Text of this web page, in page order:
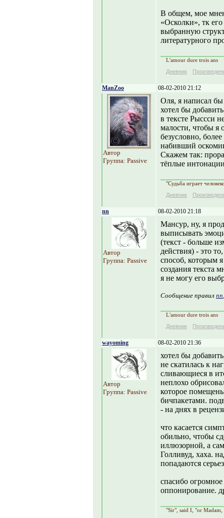
В общем, мое
«Осколки», тк
выбранную
литературного
L'amour dure trois ans
Дневник
ManZoo 08-02-2010 21:12
Автор
Группа: Passive
Оля, я написал
хотел бы
в тексте Рыссси
малости, чтобы я
безусловно,
набивший
Скажем так:
тёплые
"Судьба играет
Дневник
nn 08-02-2010 21:18
Автор
Группа: Passive
Мансур, ну, я
выписывать
(текст - больше
действия) - это
способ, которым
создания текста
я не могу его
Сообщение правил nn
L'amour dure trois ans
Дневник
wayoming 08-02-2010 21:36
Автор
Группа: Passive
хотел бы
не скатилась к
сливающиеся в
неплохо
которое
бичпакетами.
- на днях в
что касается
обильно, чтобы
иллюзорной, а
Голливуд, хаха.
попадаются
спасибо
оппонирование.
"Sir", said I, "or